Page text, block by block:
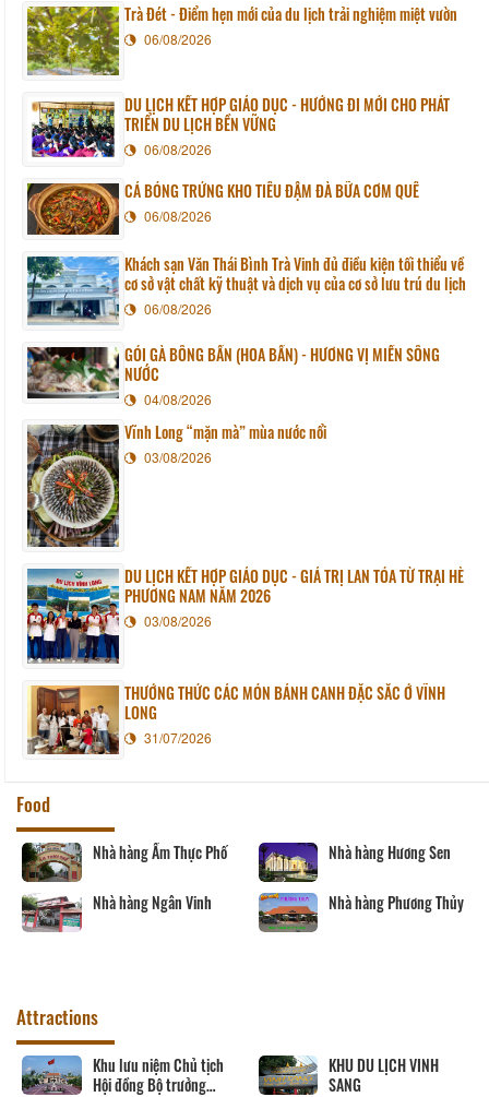
Trà Đét - Điểm hẹn mới của du lịch trải nghiệm miệt vườn
06/08/2026
DU LỊCH KẾT HỢP GIÁO DỤC - HƯỚNG ĐI MỚI CHO PHÁT
TRIỂN DU LỊCH BỀN VỮNG
06/08/2026
CÁ BÓNG TRỨNG KHO TIÊU ĐẬM ĐÀ BỮA CƠM QUÊ
06/08/2026
Khách sạn Văn Thái Bình Trà Vinh đủ điều kiện tối thiểu về
cơ sở vật chất kỹ thuật và dịch vụ của cơ sở lưu trú du lịch
06/08/2026
GỎI GÀ BÔNG BẦN (HOA BẦN) - HƯƠNG VỊ MIỀN SÔNG
NƯỚC
04/08/2026
Vĩnh Long “mặn mà” mùa nước nổi
03/08/2026
DU LỊCH KẾT HỢP GIÁO DỤC - GIÁ TRỊ LAN TỎA TỪ TRẠI HÈ
PHƯƠNG NAM NĂM 2026
03/08/2026
THƯỞNG THỨC CÁC MÓN BÁNH CANH ĐẶC SẮC Ở VĨNH
LONG
31/07/2026
Food
Nhà hàng Ẩm Thực Phố Nhà hàng Hương Sen
Nhà hàng Ngân Vinh Nhà hàng Phương Thủy
Attractions
Khu lưu niệm Chủ tịch
Hội đồng Bộ trưởng
KHU DU LỊCH VINH
SANG